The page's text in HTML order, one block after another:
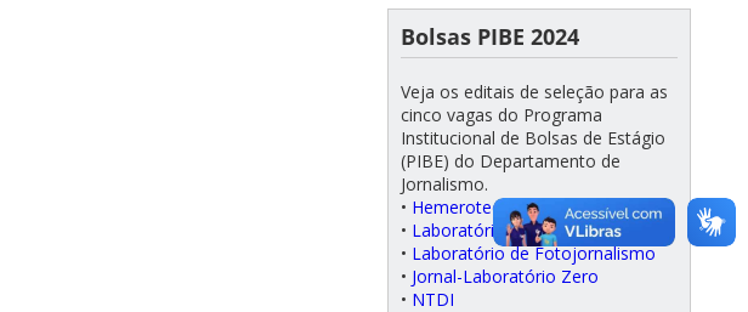
Bolsas PIBE 2024
Veja os editais de seleção para as
cinco vagas do Programa
Institucional de Bolsas de Estágio
(PIBE) do Departamento de
Jornalismo.
• Hemeroteca/Coordenação
• Laboratório de Radiojornalismo
• Laboratório de Fotojornalismo
• Jornal-Laboratório Zero
• NTDI